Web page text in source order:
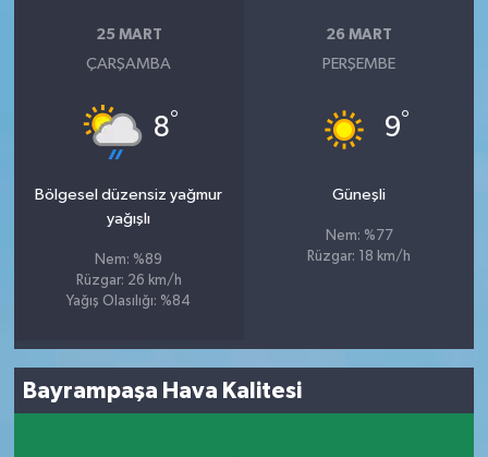
25 MART
ÇARŞAMBA
8°
Bölgesel düzensiz yağmur
yağışlı
Nem: %89
Rüzgar: 26 km/h
Yağış Olasılığı: %84
26 MART
PERŞEMBE
9°
Güneşli
Nem: %77
Rüzgar: 18 km/h
Bayrampaşa Hava Kalitesi